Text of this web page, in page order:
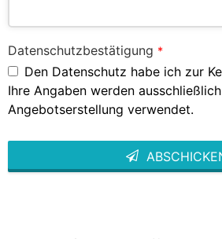
Datenschutzbestätigung *
Den Datenschutz habe ich zur
Ihre Angaben werden
Angebotserstellung verwendet.